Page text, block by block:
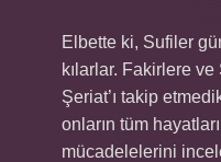
Elbette ki, Sufiler
kılarlar. Fakirlere
Şeriat’ı takip
onların tüm
mücadelelerini